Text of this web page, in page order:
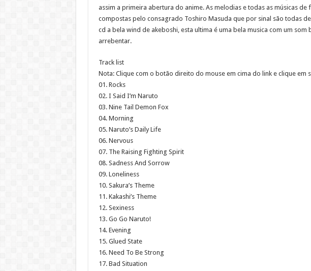
assim a primeira abertura do anime. As melodias e todas as músicas
compostas pelo consagrado Toshiro Masuda que por sinal são todas
cd a bela wind de akeboshi, esta ultima é uma bela musica com um som
arrebentar.
Track list
Nota: Clique com o botão direito do mouse em cima do link e clique em
01. Rocks
02. I Said I’m Naruto
03. Nine Tail Demon Fox
04. Morning
05. Naruto’s Daily Life
06. Nervous
07. The Raising Fighting Spirit
08. Sadness And Sorrow
09. Loneliness
10. Sakura’s Theme
11. Kakashi’s Theme
12. Sexiness
13. Go Go Naruto!
14. Evening
15. Glued State
16. Need To Be Strong
17. Bad Situation